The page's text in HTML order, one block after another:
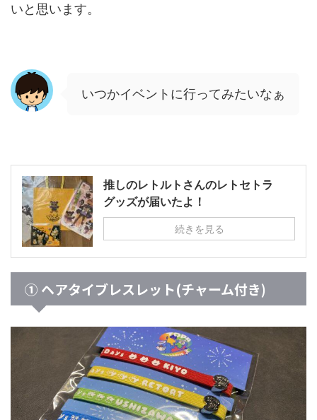
いと思います。
いつかイベントに行ってみたいなぁ
推しのレトルトさんのレトセトラ
グッズが届いたよ！
続きを見る
① ヘアタイブレスレット(チャーム付き)